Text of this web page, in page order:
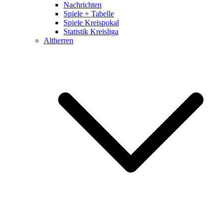
Nachrichten
Spiele + Tabelle
Spiele Kreispokal
Statistik Kreisliga
Altherren